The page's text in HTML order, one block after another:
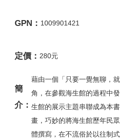
GPN： 1009901421
定價： 280元
簡
介：
藉由一個「只要一覺無聊，
角，在參觀海生館的過程中
生館的展示主題串聯成為本
畫，巧妙的將海生館歷年民
體撰寫，在不流俗於以往制